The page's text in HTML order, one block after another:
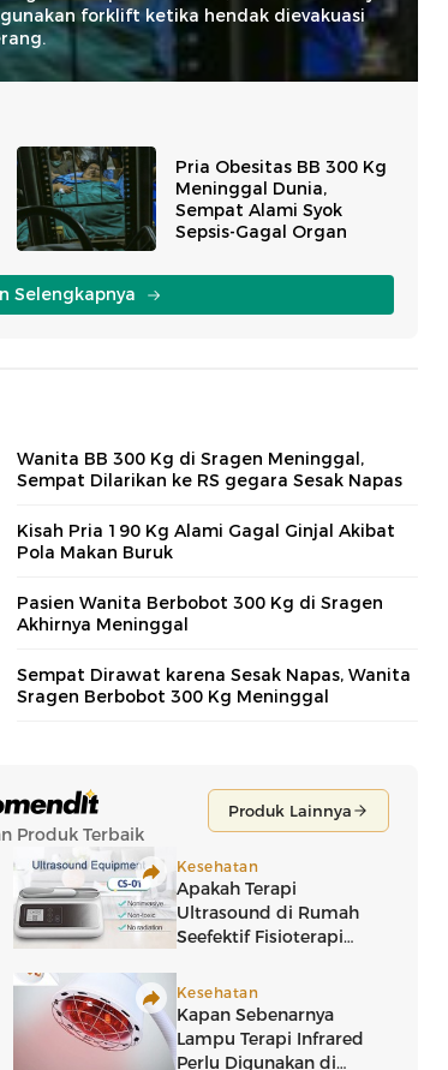
forklift ketika hendak dievakuasi
Pria Obesitas BB 300 Kg
Meninggal Dunia,
Sempat Alami Syok
Sepsis-Gagal Organ
Selengkapnya
Wanita BB 300 Kg di Sragen Meninggal,
Sempat Dilarikan ke RS gegara Sesak Napas
Kisah Pria 190 Kg Alami Gagal Ginjal Akibat
Pola Makan Buruk
Pasien Wanita Berbobot 300 Kg di Sragen
Akhirnya Meninggal
Sempat Dirawat karena Sesak Napas, Wanita
Sragen Berbobot 300 Kg Meninggal